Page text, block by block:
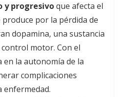
y progresivoque afecta el
por la pérdida de
dopamina, una sustancia
motor. Con el
la autonomía de la
complicaciones
enfermedad.